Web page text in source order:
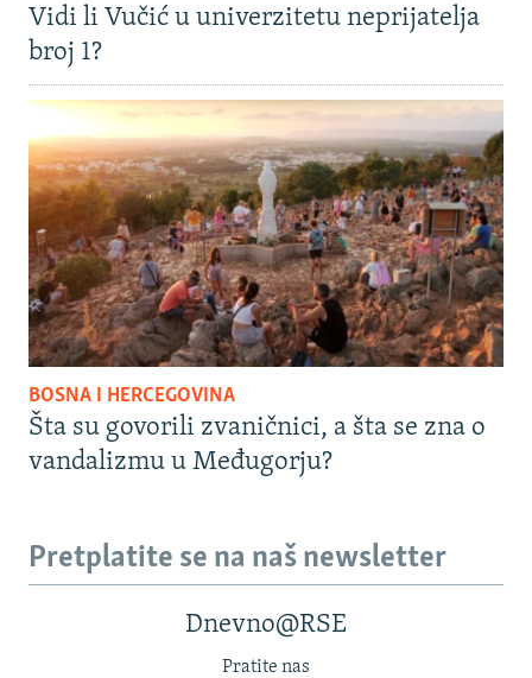
Vidi li Vučić u univerzitetu neprijatelja
broj 1?
BOSNA I HERCEGOVINA
Šta su govorili zvaničnici, a šta se zna o
vandalizmu u Međugorju?
Pretplatite se na naš newsletter
Dnevno@RSE
Pratite nas